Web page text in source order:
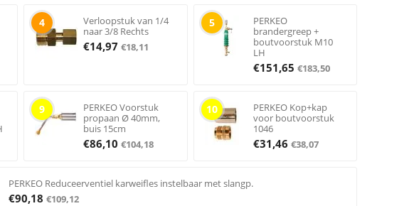
4
Verloopstuk van 1/4
naar 3/8 Rechts
€14,97 €18,11
5
PERKEO
brandergreep +
boutvoorstuk M10
LH
€151,65 €183,50
9
PERKEO Voorstuk
propaan Ø 40mm,
buis 15cm
€86,10 €104,18
10
PERKEO Kop+kap
voor boutvoorstuk
1046
€31,46 €38,07
PERKEO Reduceerventiel karweifles instelbaar met slangp.
€90,18 €109,12